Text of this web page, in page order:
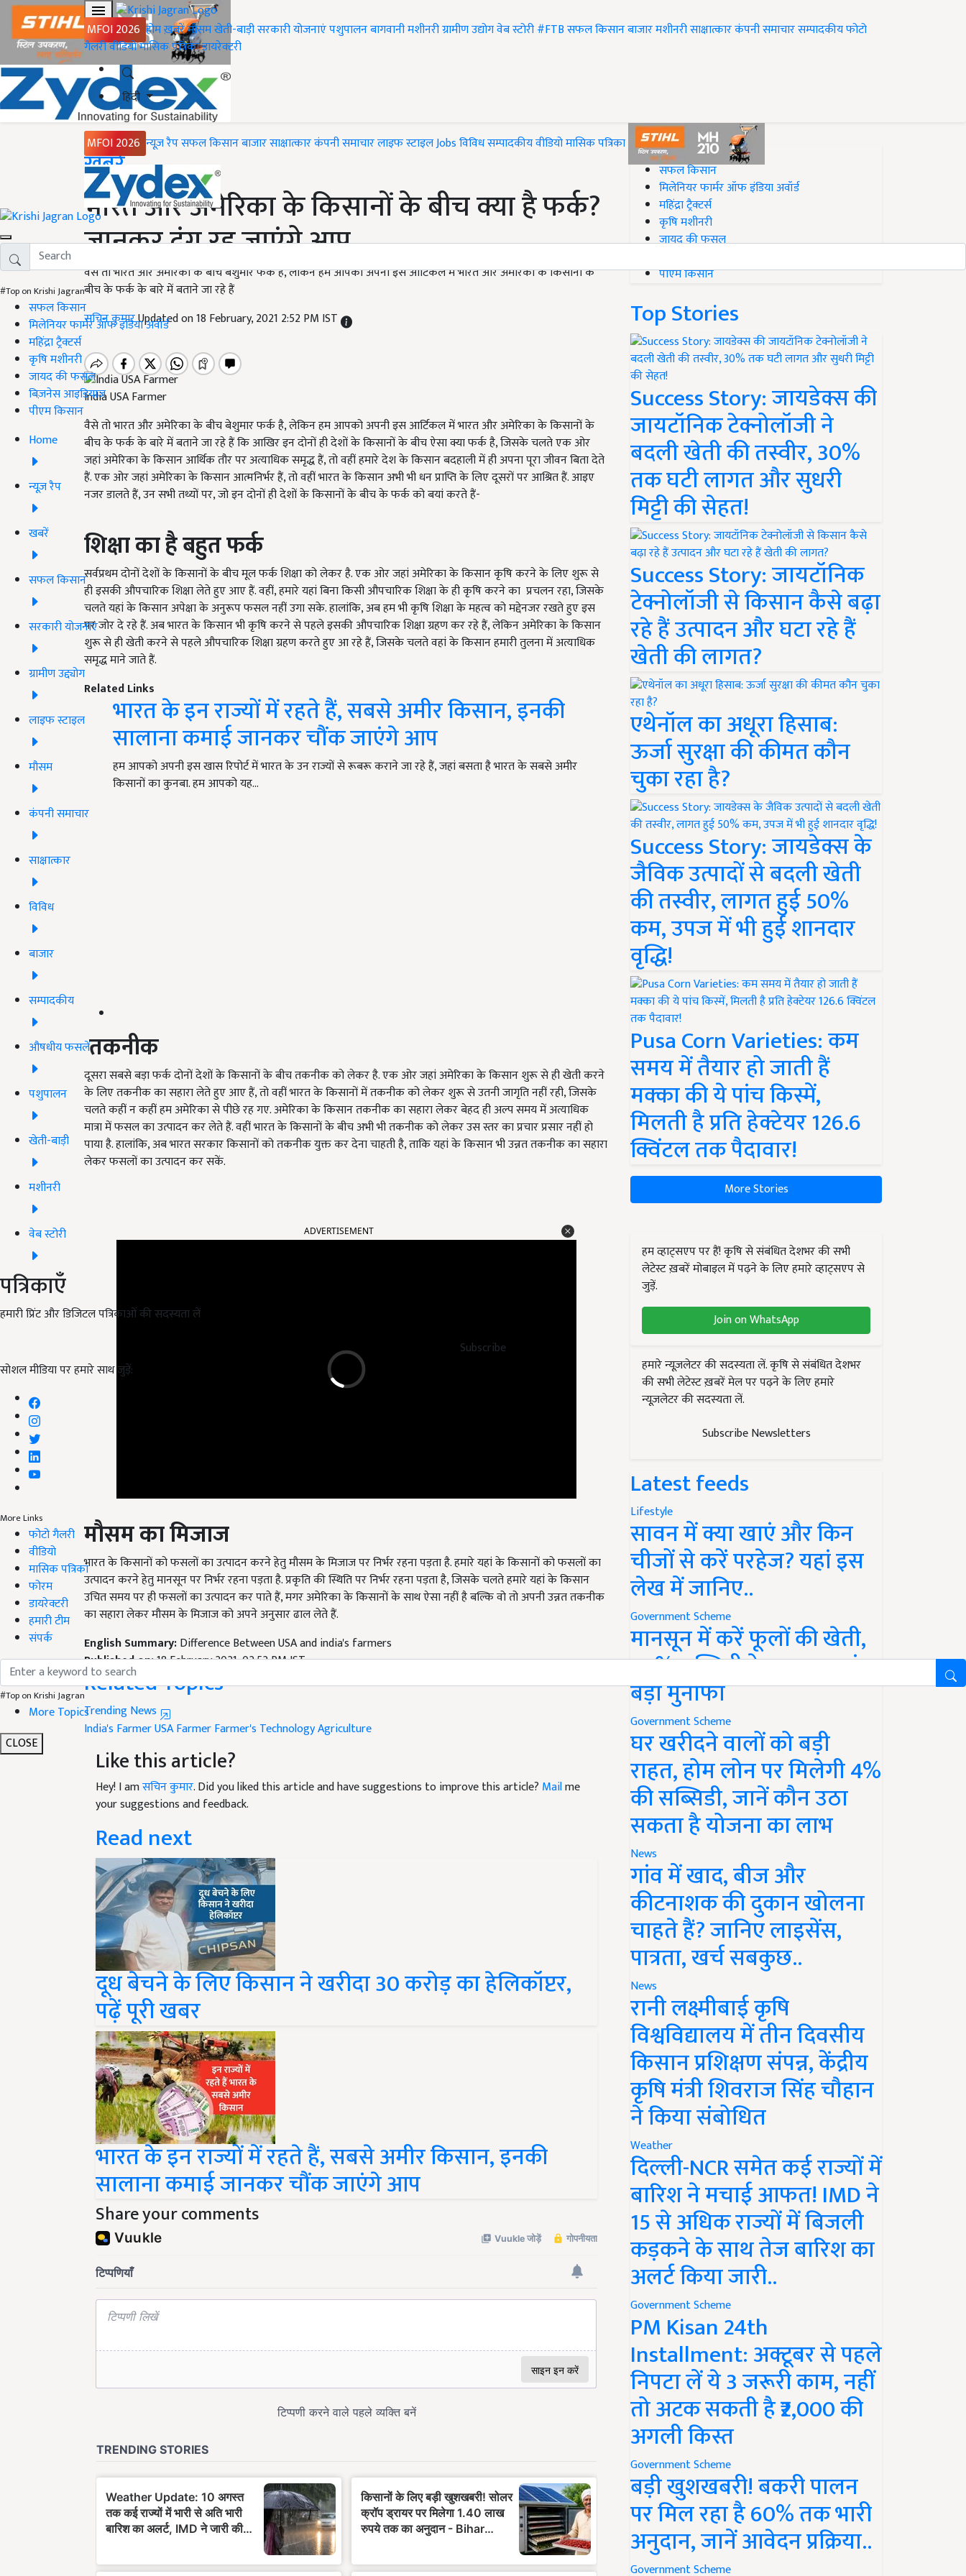
MFOI 2026 होमख़बरेंमौसमखेती-बाड़ीसरकारी योजनाएंपशुपालनबागवानीमशीनरीग्रामीण उद्योगवेब स्टोरी#FTBसफल किसानबाजारमशीनरीसाक्षात्कारकंपनी समाचारसम्पादकीयफोटो
गैलरीवीडियोमासिक पत्रिकाडायरेक्टरी
हिंदी
MFOI 2026 न्यूज़ रैपसफल किसानबाजारसाक्षात्कारकंपनी समाचारलाइफ स्टाइलJobsविविधसम्पादकीयवीडियोमासिक पत्रिका
#Top on Krishi Jagran
सफल किसान
मिलेनियर फार्मर ऑफ इंडिया अवॉर्ड
महिंद्रा ट्रैक्टर्स
कृषि मशीनरी
जायद की फसल
बिज़नेस आइडियाज
पीएम किसान
Home
न्यूज़ रैप
खबरें
सफल किसान
सरकारी योजनाएं
ग्रामीण उद्द्योग
लाइफ स्टाइल
मौसम
कंपनी समाचार
साक्षात्कार
विविध
बाजार
सम्पादकीय
औषधीय फसलें
पशुपालन
खेती-बाड़ी
मशीनरी
वेब स्टोरी
पत्रिकाएँ
हमारी प्रिंट और डिजिटल पत्रिकाओं की सदस्यता लें
Subscribe
सोशल मीडिया पर हमारे साथ जुड़ें:
More Links
फोटो गैलरी
वीडियो
मासिक पत्रिका
फोरम
डायरेक्टरी
हमारी टीम
संपर्क
#Top on Krishi Jagran
More Topics
CLOSE
Home
ख़बरें
भारत और अमेरिका के किसानों के बीच क्या है फर्क?
जानकर दंग रह जाएंगे आप
वैसे तो भारत और अमेरिका के बीच बेशुमार फर्क है, लेकिन हम आपको अपनी इस आर्टिकल में भारत और अमेरिका के किसानों के
बीच के फर्क के बारे में बताने जा रहे हैं
सचिन कुमारUpdated on 18 February, 2021 2:52 PM IST
India USA Farmer
वैसे तो भारत और अमेरिका के बीच बेशुमार फर्क है, लेकिन हम आपको अपनी इस आर्टिकल में भारत और अमेरिका के किसानों के
बीच के फर्क के बारे में बताने जा रहे हैं कि आखिर इन दोनों ही देशों के किसानों के बीच ऐसा क्या फर्क है, जिसके चलते एक ओर
जहां अमेरिका के किसान आर्थिक तौर पर अत्याधिक समृद्ध हैं, तो वहीं हमारे देश के किसान बदहाली में ही अपना पूरा जीवन बिता देते
हैं. एक ओर जहां अमेरिका के किसान आत्मनिर्भर हैं, तो वहीं भारत के किसान अभी भी धन प्राप्ति के लिए दूसरों पर आश्रित हैं. आइए
नजर डालते हैं, उन सभी तथ्यों पर, जो इन दोनों ही देशों के किसानों के बीच के फर्क को बयां करते हैं-
शिक्षा का है बहुत फर्क
सर्वप्रथम दोनों देशों के किसानों के बीच मूल फर्क शिक्षा को लेकर है. एक ओर जहां अमेरिका के किसान कृषि करने के लिए शुरू से
ही इसकी औपचारिक शिक्षा लेते हुए आए हैं. वहीं, हमारे यहां बिना किसी औपचारिक शिक्षा के ही कृषि करने का प्रचलन रहा, जिसके
चलते यहां के किसान अपेक्षा के अनुरूप फसल नहीं उगा सके. हालांकि, अब हम भी कृषि शिक्षा के महत्व को मद्देनजर रखते हुए इस
पर जोर दे रहे हैं. अब भारत के किसान भी कृषि करने से पहले इसकी औपचारिक शिक्षा ग्रहण कर रहे हैं, लेकिन अमेरिका के किसान
शुरू से ही खेती करने से पहले औपचारिक शिक्षा ग्रहण करते हुए आ रहे हैं, जिसके चलते वहां के किसान हमारी तुलना में अत्याधिक
समृद्ध माने जाते हैं.
Related Links
भारत के इन राज्यों में रहते हैं, सबसे अमीर किसान, इनकी
सालाना कमाई जानकर चौंक जाएंगे आप
हम आपको अपनी इस खास रिपोर्ट में भारत के उन राज्यों से रूबरू कराने जा रहे हैं, जहां बसता है भारत के सबसे अमीर
किसानों का कुनबा. हम आपको यह…
तकनीक
दूसरा सबसे बड़ा फर्क दोनों देशों के किसानों के बीच तकनीक को लेकर है. एक ओर जहां अमेरिका के किसान शुरू से ही खेती करने
के लिए तकनीक का सहारा लेते हुए आए हैं, तो वहीं भारत के किसानों में तकनीक को लेकर शुरू से उतनी जागृति नहीं रही, जिसके
चलते कहीं न कहीं हम अमेरिका से पीछे रह गए. अमेरिका के किसान तकनीक का सहारा लेकर बेहद ही अल्प समय में अत्याधिक
मात्रा में फसल का उत्पादन कर लेते हैं. वहीं भारत के किसानों के बीच अभी भी तकनीक को लेकर उस स्तर का प्रचार प्रसार नहीं हो
पाया है. हालांकि, अब भारत सरकार किसानों को तकनीक युक्त कर देना चाहती है, ताकि यहां के किसान भी उन्नत तकनीक का सहारा
लेकर फसलों का उत्पादन कर सकें.
मौसम का मिजाज
भारत के किसानों को फसलों का उत्पादन करने हेतु मौसम के मिजाज पर निर्भर रहना पड़ता है. हमारे यहां के किसानों को फसलों का
उत्पादन करने हेतु मानसून पर निर्भर रहना पड़ता है. प्रकृति की स्थिति पर निर्भर रहना पड़ता है, जिसके चलते हमारे यहां के किसान
उचित समय पर ही फसलों का उत्पादन कर पाते हैं, मगर अमेरिका के किसानों के साथ ऐसा नहीं है बल्कि वो तो अपनी उन्नत तकनीक
का सहारा लेकर मौसम के मिजाज को अपने अनुसार ढाल लेते हैं.
Difference Between USA and india's farmers
Published on:18 February 2021, 02:52 PM IST
Related Topics
Trending News
India's FarmerUSA Farmer
Like this article?
Hey! I amसचिन कुमार. Did you liked this article and have suggestions to improve this article?
your suggestions and feedback.
Read next
दूध बेचने के लिए किसान ने खरीदा 30 करोड़ का हेलिकॉप्टर,
पढ़ें पूरी खबर
भारत के इन राज्यों में रहते हैं, सबसे अमीर किसान, इनकी
सालाना कमाई जानकर चौंक जाएंगे आप
Share your comments
#Top on Krishi Jagran
सफल किसान
मिलेनियर फार्मर ऑफ इंडिया अवॉर्ड
महिंद्रा ट्रैक्टर्स
कृषि मशीनरी
जायद की फसल
पीएम किसान
Top Stories
Success Story: जायडेक्स की
जायटॉनिक टेक्नोलॉजी ने
बदली खेती की तस्वीर, 30%
तक घटी लागत और सुधरी
मिट्टी की सेहत!
Success Story: जायटॉनिक
टेक्नोलॉजी से किसान कैसे बढ़ा
रहे हैं उत्पादन और घटा रहे हैं
खेती की लागत?
एथेनॉल का अधूरा हिसाब:
ऊर्जा सुरक्षा की कीमत कौन
चुका रहा है?
Success Story: जायडेक्स के
जैविक उत्पादों से बदली खेती
की तस्वीर, लागत हुई 50%
कम, उपज में भी हुई शानदार
वृद्धि!
Pusa Corn Varieties: कम
समय में तैयार हो जाती हैं
मक्का की ये पांच किस्में,
मिलती है प्रति हेक्टेयर 126.6
क्विंटल तक पैदावार!
More Stories
हम व्हाट्सएप पर हैं! कृषि से संबंधित देशभर की सभी
लेटेस्ट ख़बरें मोबाइल में पढ़ने के लिए हमारे व्हाट्सएप से
जुड़ें.
Join on WhatsApp
हमारे न्यूज़लेटर की सदस्यता लें. कृषि से संबंधित देशभर
की सभी लेटेस्ट ख़बरें मेल पर पढ़ने के लिए हमारे
न्यूज़लेटर की सदस्यता लें.
Subscribe Newsletters
Latest feeds
Lifestyle
सावन में क्या खाएं और किन
चीजों से करें परहेज? यहां इस
लेख में जानिए..
Government Scheme
मानसून में करें फूलों की खेती,
50% सब्सिडी के साथ कमाएं
बड़ा मुनाफा
Government Scheme
घर खरीदने वालों को बड़ी
राहत, होम लोन पर मिलेगी 4%
की सब्सिडी, जानें कौन उठा
सकता है योजना का लाभ
News
गांव में खाद, बीज और
कीटनाशक की दुकान खोलना
चाहते हैं? जानिए लाइसेंस,
पात्रता, खर्च सबकुछ..
News
रानी लक्ष्मीबाई कृषि
विश्वविद्यालय में तीन दिवसीय
किसान प्रशिक्षण संपन्न, केंद्रीय
कृषि मंत्री शिवराज सिंह चौहान
ने किया संबोधित
Weather
दिल्ली-NCR समेत कई राज्यों में
बारिश ने मचाई आफत! IMD ने
15 से अधिक राज्यों में बिजली
कड़कने के साथ तेज बारिश का
अलर्ट किया जारी..
Government Scheme
PM Kisan 24th
Installment: अक्टूबर से पहले
निपटा लें ये 3 जरूरी काम, नहीं
तो अटक सकती है ₹2,000 की
अगली किस्त
Government Scheme
बड़ी खुशखबरी! बकरी पालन
पर मिल रहा है 60% तक भारी
अनुदान, जानें आवेदन प्रक्रिया..
Government Scheme